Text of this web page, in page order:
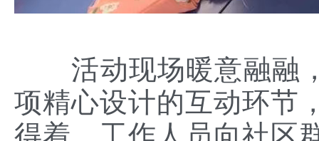
活动现场暖意融融
项精心设计的互动环节